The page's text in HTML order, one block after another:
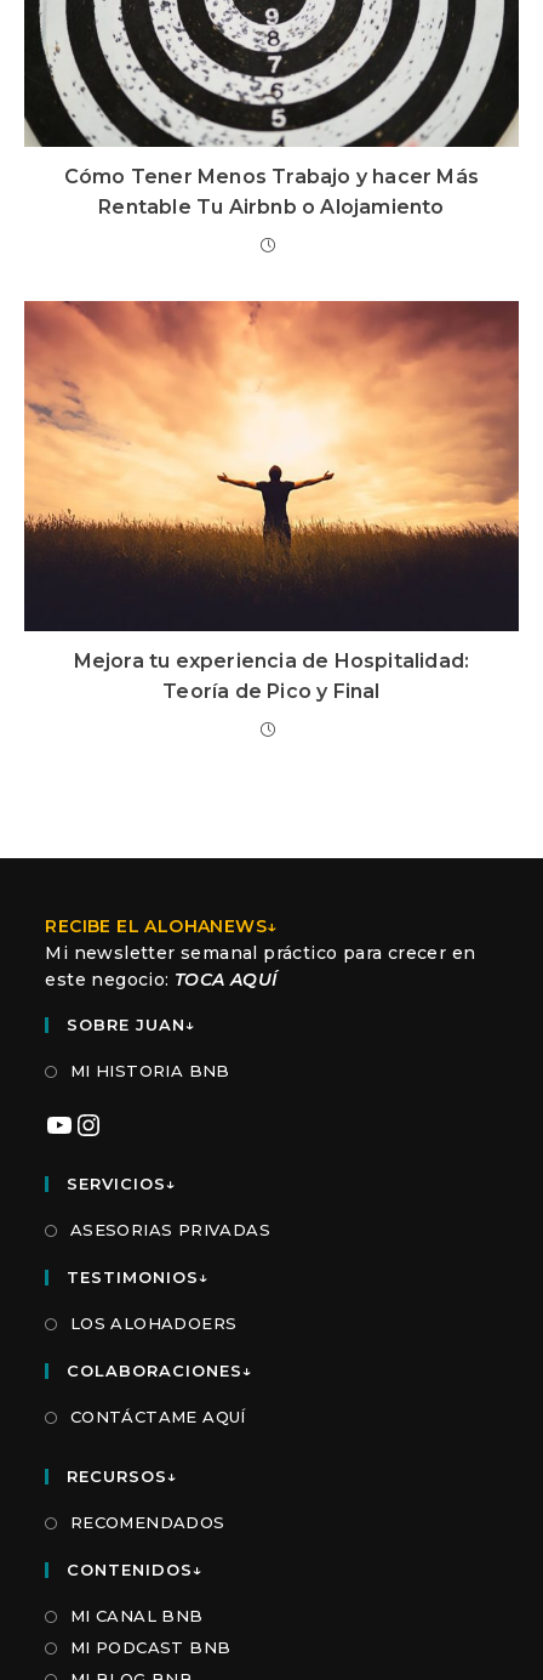
Cómo Tener Menos Trabajo y hacer Más
Rentable Tu Airbnb o Alojamiento
Mejora tu experiencia de Hospitalidad:
Teoría de Pico y Final
RECIBE EL ALOHANEWS↓
Mi newsletter semanal práctico para crecer en
este negocio: TOCA AQUÍ
SOBRE JUAN↓
MI HISTORIA BNB
YouTubeInstagram
SERVICIOS↓
ASESORIAS PRIVADAS
TESTIMONIOS↓
LOS ALOHADOERS
COLABORACIONES↓
CONTÁCTAME AQUÍ
RECURSOS↓
RECOMENDADOS
CONTENIDOS↓
MI CANAL BNB
MI PODCAST BNB